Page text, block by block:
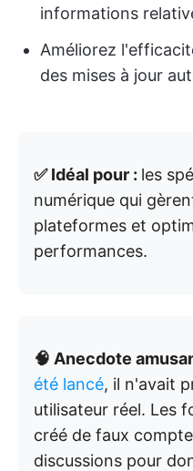
informations
Améliorez
des mises à jour
✅ Idéal pour : les
numérique qui
plateformes et
performances.
🧠 Anecdote
été lancé, il n'avait
utilisateur réel. Les
créé de faux
discussions pour